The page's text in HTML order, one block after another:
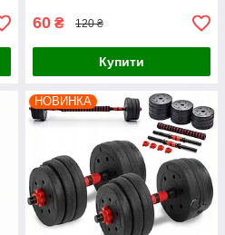
60 ₴ 120 ₴
Купити
НОВИНКА